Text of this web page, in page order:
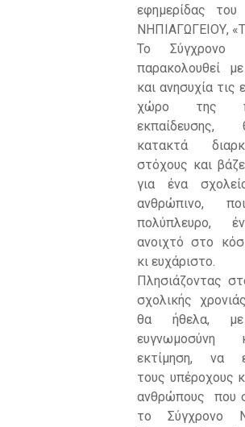
εφημερίδας
ΝΗΠΙΑΓΩΓΕΙΟΥ,
Το Σύγχρονο
παρακολουθεί
και ανησυχία τις
χώρο της
εκπαίδευσης,
κατακτά
στόχους και
για ένα
ανθρώπινο,
πολύπλευρο,
ανοιχτό στο
κι ευχάριστο.
Πλησιάζοντας
σχολικής
θα ήθελα, με
ευγνωμοσύνη
εκτίμηση, να
τους υπέροχους
ανθρώπους που
το Σύγχρονο